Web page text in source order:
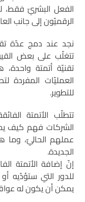
الفعل البشريّ فقط،
الرقميّون إلى جانب
نجد عند دمج عدّة
تتغلّب على بعض
تقنيّة أتمتة
العمليّات المفردة
للتطوير.
تتطلّب الأتمتة
الشركات فهم كيف
عملهم الحاليّ، وما
الجديدة.
إنّ إضافة الأتمتة
للدور التي ستؤدّيه
يمكن أن يكون له